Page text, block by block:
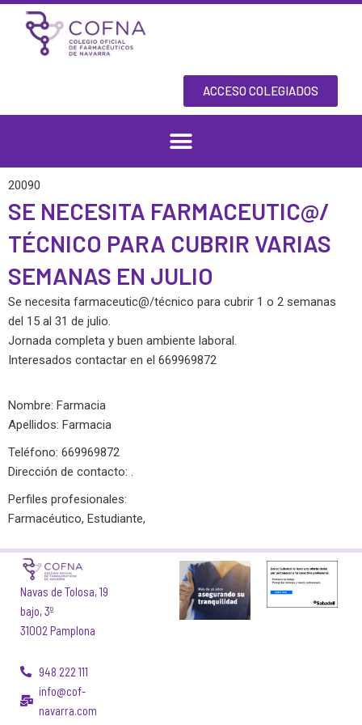
Skip
content
ACCESO COLEGIADOS
20090
SE NECESITA FARMACEUTIC@/
TÉCNICO PARA CUBRIR VARIAS
SEMANAS EN JULIO
Se necesita farmaceutic@/técnico para cubrir 1 o 2 semanas
del 15 al 31 de julio.
Jornada completa y buen ambiente laboral.
Interesados contactar en el 669969872
Nombre: Farmacia
Apellidos: Farmacia
Teléfono: 669969872
Dirección de contacto: .
Perfiles profesionales:
Farmacéutico, Estudiante,
Navas de Tolosa, 19
bajo, 3º
31002 Pamplona
948 222 111
info@cof-
navarra.com